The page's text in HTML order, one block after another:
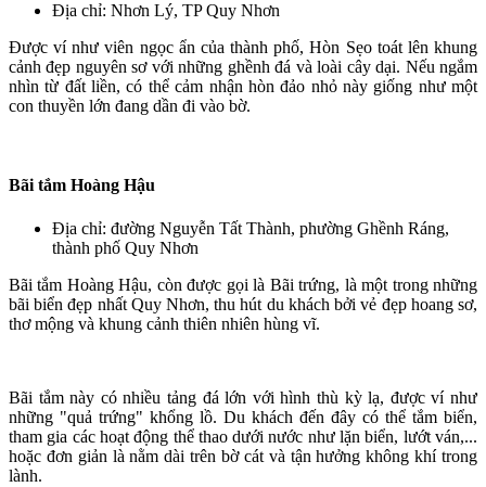
Địa chỉ: Nhơn Lý, TP Quy Nhơn
Được ví như viên ngọc ẩn của thành phố, Hòn Sẹo toát lên khung
cảnh đẹp nguyên sơ với những ghềnh đá và loài cây dại. Nếu ngắm
nhìn từ đất liền, có thể cảm nhận hòn đảo nhỏ này giống như một
con thuyền lớn đang dần đi vào bờ.
Bãi tắm Hoàng Hậu
Địa chỉ: đường Nguyễn Tất Thành, phường Ghềnh Ráng,
thành phố Quy Nhơn
Bãi tắm Hoàng Hậu, còn được gọi là Bãi trứng, là một trong những
bãi biển đẹp nhất Quy Nhơn, thu hút du khách bởi vẻ đẹp hoang sơ,
thơ mộng và khung cảnh thiên nhiên hùng vĩ.
Bãi tắm này có nhiều tảng đá lớn với hình thù kỳ lạ, được ví như
những "quả trứng" khổng lồ. Du khách đến đây có thể tắm biển,
tham gia các hoạt động thể thao dưới nước như lặn biển, lướt ván,...
hoặc đơn giản là nằm dài trên bờ cát và tận hưởng không khí trong
lành.